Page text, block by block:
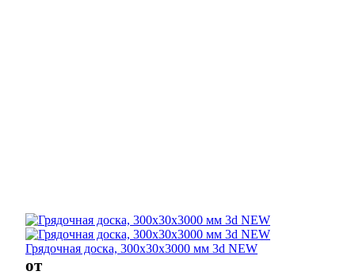
Грядочная доска, 300х30х3000 мм 3d NEW
от